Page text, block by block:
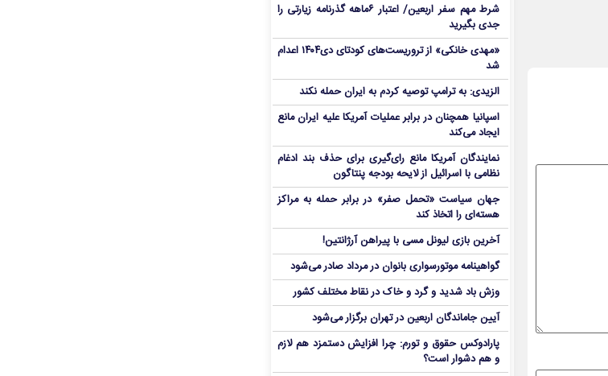
شرط مهم سفر اربعین/ اعتبار ۶ماهه گذرنامه زیارتی را
جدی بگیرید
«مهدی خانکی» از تروریست‌های کودتای دی۱۴۰۴ اعدام
شد
الزیدی: به ترامپ توصیه کردم به ایران حمله نکند
اسپانیا همچنان در برابر عملیات آمریکا علیه ایران مانع
ایجاد می‌کند
نمایندگان آمریکا مانع رای‌گیری برای حذف بند ادغام
نظامی با اسرائیل از لایحه بودجه پنتاگون
جهان سیاست «تحمل صفر» در برابر حمله به مراکز
هسته‌ای را اتخاذ کند
آخرین بازی لیونل مسی با پیراهن آرژانتین!
گواهینامه موتورسواری بانوان در مرداد صادر می‌شود
وزش باد شدید و گرد و خاک در نقاط مختلف کشور
آیین جاماندگان اربعین در تهران برگزار می‌شود
پارادوکس حقوق و تورم: چرا افزایش دستمزد هم لازم
و هم دشوار است؟